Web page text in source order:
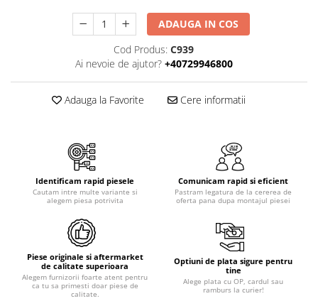
Electromotoare
Pompa de apa
Radiator racire ulei hidraulic
Radiator apa
Bobina de acceleratie
Curea alternator - transmisie
Curea distributie
Esapament
Busoane - dopuri
Pompa de ulei
Termostat
Piese Hyundai
Piese Lombardini
Piese Linde
Piese Multitel
Piese Massey Ferguson
Piese Landini
Piese Takeuchi
Piese Kobelco
Piese Jungheinrich
ADAUGA IN COS
Cod Produs: C939
Ai nevoie de ajutor? +40729946800
Adauga la Favorite Cere informatii
Identificam rapid piesele
Cautam intre multe variante si
alegem piesa potrivita
Comunicam rapid si eficient
Pastram legatura de la cererea de
oferta pana dupa montajul piesei
Piese originale si aftermarket
de calitate superioara
Alegem furnizorii foarte atent pentru
ca tu sa primesti doar piese de
calitate.
Optiuni de plata sigure pentru
tine
Alege plata cu OP, cardul sau
ramburs la curier!